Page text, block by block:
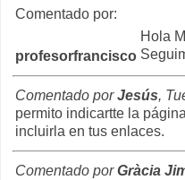
Comentado por:
profesorfrancisco
Hola
Comentado porJesús,
permito indicartte la
incluirla en tus enlaces.
Comentado porGràcia